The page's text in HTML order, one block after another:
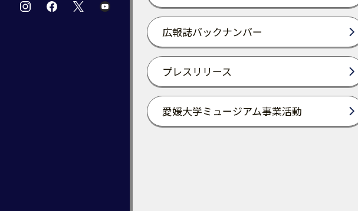
広報誌バックナンバー
プレスリリース
愛媛大学ミュージアム事業活動